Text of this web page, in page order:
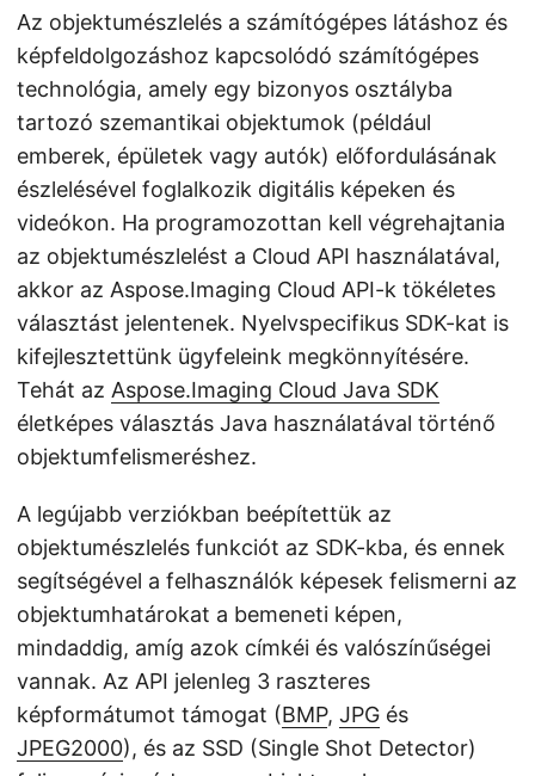
Az objektumészlelés a számítógépes látáshoz és
képfeldolgozáshoz kapcsolódó számítógépes
technológia, amely egy bizonyos osztályba
tartozó szemantikai objektumok (például
emberek, épületek vagy autók) előfordulásának
észlelésével foglalkozik digitális képeken és
videókon. Ha programozottan kell végrehajtania
az objektumészlelést a Cloud API használatával,
akkor az Aspose.Imaging Cloud API-k tökéletes
választást jelentenek. Nyelvspecifikus SDK-kat is
kifejlesztettünk ügyfeleink megkönnyítésére.
Tehát az Aspose.Imaging Cloud Java SDK
életképes választás Java használatával történő
objektumfelismeréshez.
A legújabb verziókban beépítettük az
objektumészlelés funkciót az SDK-kba, és ennek
segítségével a felhasználók képesek felismerni az
objektumhatárokat a bemeneti képen,
mindaddig, amíg azok címkéi és valószínűségei
vannak. Az API jelenleg 3 raszteres
képformátumot támogat (BMP, JPG és
JPEG2000), és az SSD (Single Shot Detector)